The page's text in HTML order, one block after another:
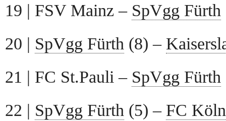
19 | FSV Mainz – SpVgg Fürth
20 | SpVgg Fürth (8) –
21 | FC St.Pauli – SpVgg Fürth
22 | SpVgg Fürth (5) – FC Köln